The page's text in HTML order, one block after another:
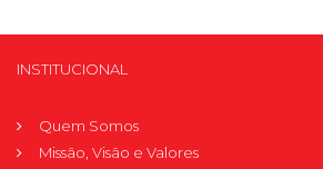
INSTITUCIONAL
Quem Somos
Missão, Visão e Valores